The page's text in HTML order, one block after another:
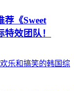
荐《Sweet
效团队！